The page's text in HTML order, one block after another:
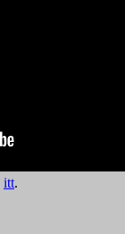
itt.